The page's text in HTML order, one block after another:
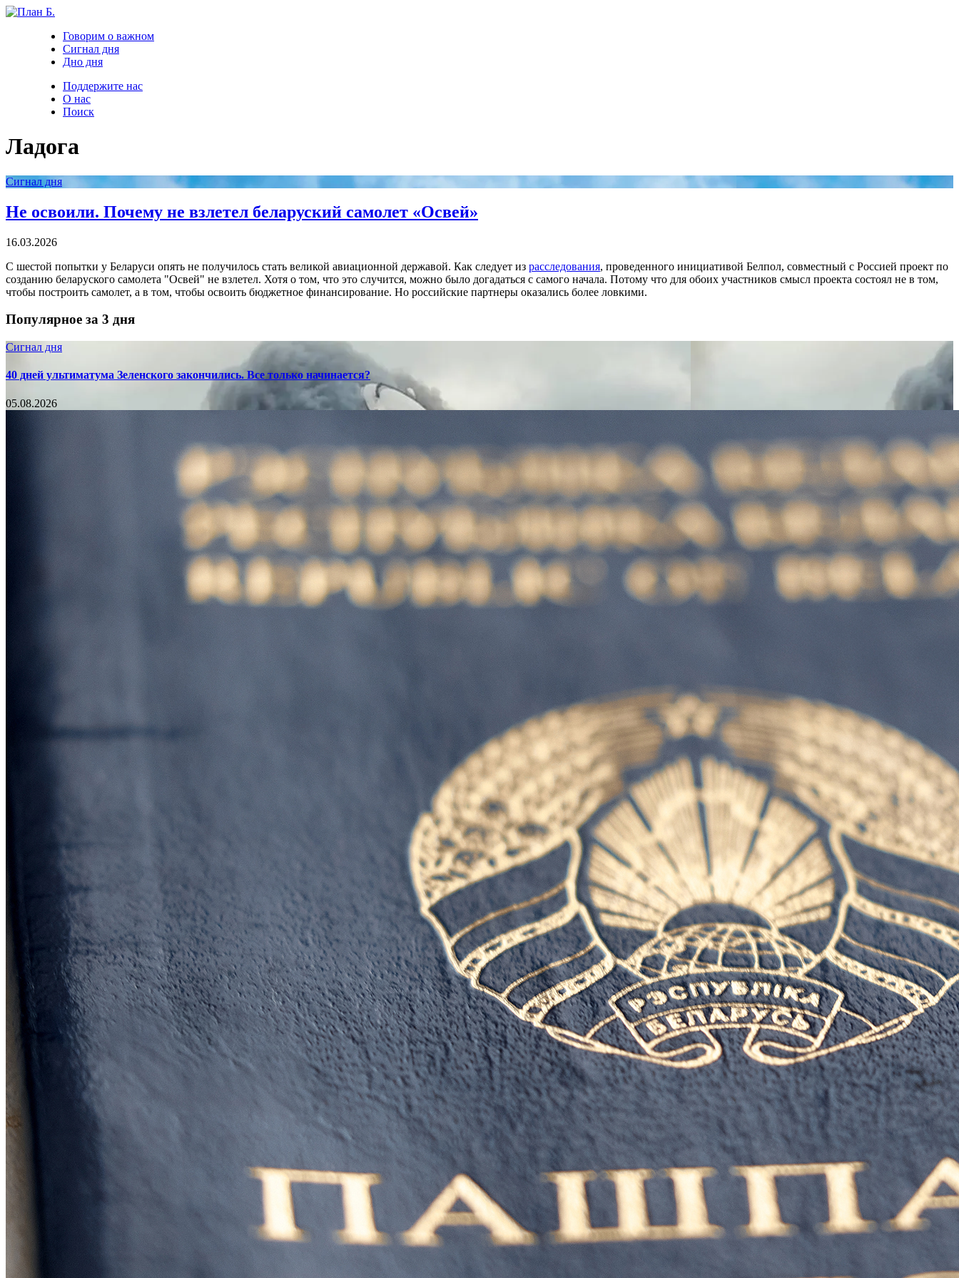
Говорим о важном
Сигнал дня
Дно дня
Поддержите нас
О нас
Поиск
Ладога
Сигнал дня
Не освоили. Почему не взлетел беларуский самолет «Освей»
16.03.2026
С шестой попытки у Беларуси опять не получилось стать великой авиационной державой. Как следует из расследования, проведенного инициативой Белпол, совместный с Россией проект по
созданию беларуского самолета "Освей" не взлетел. Хотя о том, что это случится, можно было догадаться с самого начала. Потому что для обоих участников смысл проекта состоял не в том,
чтобы построить самолет, а в том, чтобы освоить бюджетное финансирование. Но российские партнеры оказались более ловкими.
Популярное за 3 дня
Сигнал дня
40 дней ультиматума Зеленского закончились. Все только начинается?
05.08.2026